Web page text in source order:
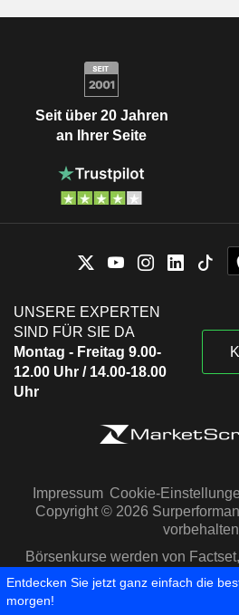
Seit über 20 Jahren
an Ihrer Seite
UNSERE EXPERTEN
SIND FÜR SIE DA
Montag - Freitag 9.00-
12.00 Uhr / 14.00-18.00
Uhr
Impressum Cookie-
Copyright © 2026
Börsenkurse werden von
Capital IQ zur
Entdecken Sie jetzt ganz einfach die
morgen!